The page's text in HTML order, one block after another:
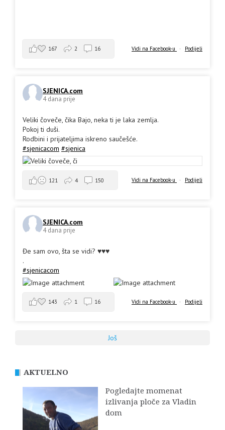
Vidi na Facebook-u · Podijeli
167 2 16
SJENICA.com
4 dana prije
Veliki čoveče, čika Bajo, neka ti je laka zemlja.
Pokoj ti duši.
Rodbini i prijateljima iskreno saučešće.
#sjenicacom #sjenica
Vidi na Facebook-u · Podijeli
121 4 150
SJENICA.com
4 dana prije
Đe sam ovo, šta se vidi? ♥️♥️♥️
.
#sjenicacom
Vidi na Facebook-u · Podijeli
143 1 16
Još
AKTUELNO
Pogledajte momenat
izlivanja ploče za Vladin
dom